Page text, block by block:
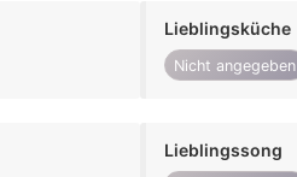
Lieblingsküche
Nicht angegeben
Lieblingssong